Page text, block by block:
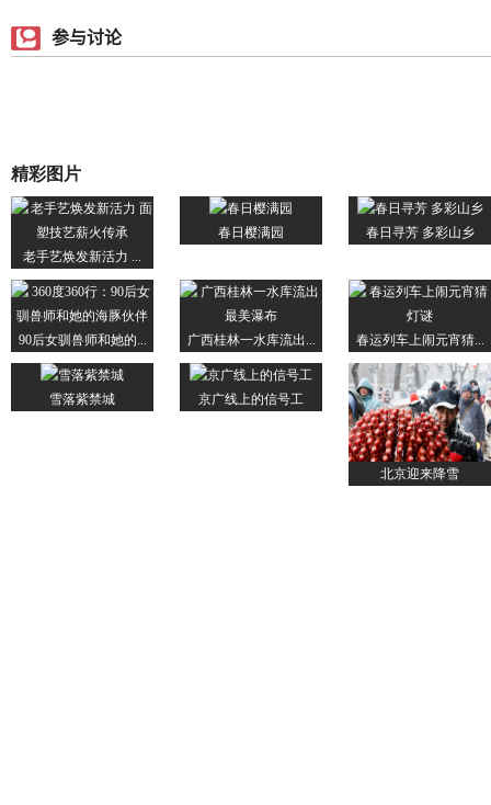
参与讨论